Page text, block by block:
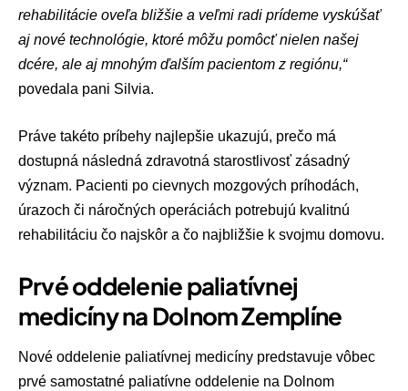
rehabilitácie oveľa bližšie a veľmi radi prídeme vyskúšať
aj nové technológie, ktoré môžu pomôcť nielen našej
dcére, ale aj mnohým ďalším pacientom z regiónu,“
povedala pani Silvia.
Práve takéto príbehy najlepšie ukazujú, prečo má
dostupná následná zdravotná starostlivosť zásadný
význam. Pacienti po cievnych mozgových príhodách,
úrazoch či náročných operáciách potrebujú kvalitnú
rehabilitáciu čo najskôr a čo najbližšie k svojmu domovu.
Prvé oddelenie paliatívnej
medicíny na Dolnom Zemplíne
Nové oddelenie paliatívnej medicíny predstavuje vôbec
prvé samostatné paliatívne oddelenie na Dolnom